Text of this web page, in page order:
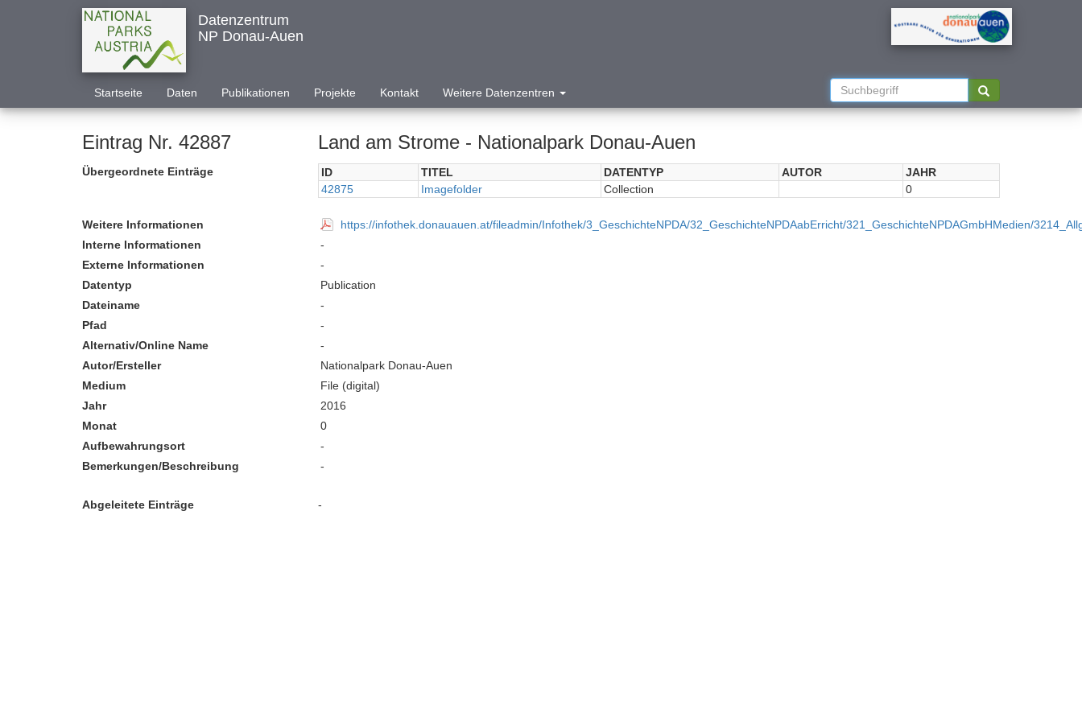
Datenzentrum
NP Donau-Auen
Startseite Daten Publikationen Projekte Kontakt Weitere Datenzentren
Eintrag Nr. 42887 Land am Strome - Nationalpark Donau-Auen
Übergeordnete Einträge ID TITEL DATENTYP AUTOR
JAHR
42875
Imagefolder Collection 0
Weitere Informationen
https://infothek.donauauen.at/fileadmin/Infothek/3_GeschichteNPDA/32_GeschichteNPDAabErricht/321_GeschichteNPDAGmbHMedien/
Interne Informationen
-
Externe Informationen
-
Datentyp
Publication
Dateiname
-
Pfad
-
Alternativ/Online Name
-
Autor/Ersteller
Nationalpark Donau-Auen
Medium
File (digital)
Jahr
2016
Monat
0
Aufbewahrungsort
-
Bemerkungen/Beschreibung
-
Abgeleitete Einträge -